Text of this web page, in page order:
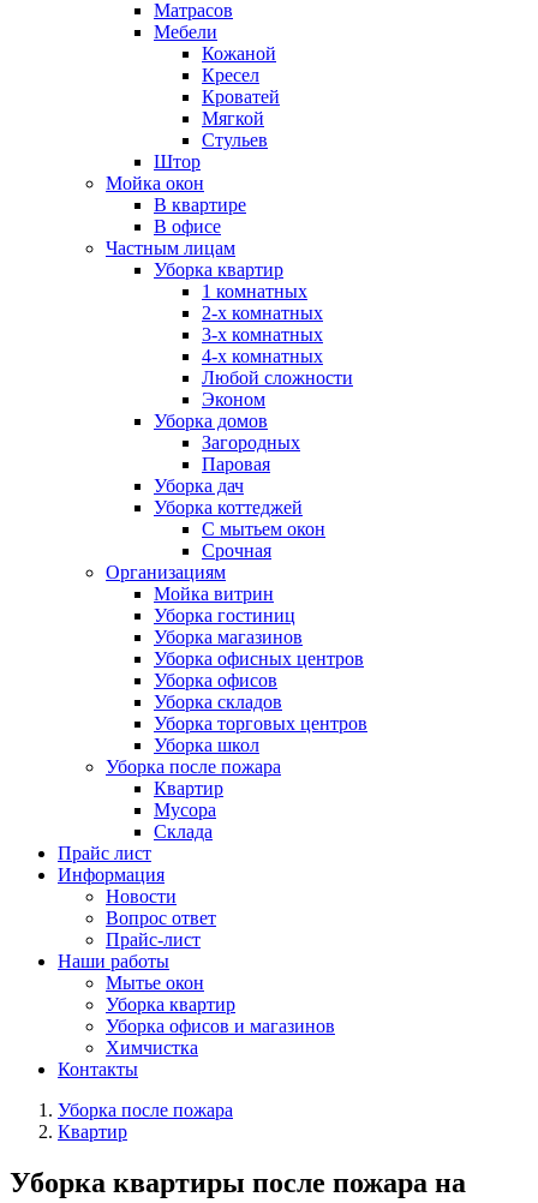
Матрасов
Мебели
Кожаной
Кресел
Кроватей
Мягкой
Стульев
Штор
Мойка окон
В квартире
В офисе
Частным лицам
Уборка квартир
1 комнатных
2-х комнатных
3-х комнатных
4-х комнатных
Любой сложности
Эконом
Уборка домов
Загородных
Паровая
Уборка дач
Уборка коттеджей
С мытьем окон
Срочная
Организациям
Мойка витрин
Уборка гостиниц
Уборка магазинов
Уборка офисных центров
Уборка офисов
Уборка складов
Уборка торговых центров
Уборка школ
Уборка после пожара
Квартир
Мусора
Склада
Прайс лист
Информация
Новости
Вопрос ответ
Прайс-лист
Наши работы
Мытье окон
Уборка квартир
Уборка офисов и магазинов
Химчистка
Контакты
Уборка после пожара
Квартир
Уборка квартиры после пожара на